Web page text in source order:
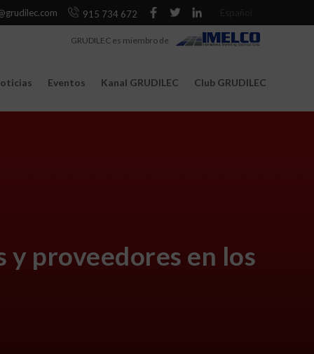
915 734 672
Eventos Kanal GRUDILEC Club GRUDILEC
GRUDILEC es miembro de
y proveedores en los